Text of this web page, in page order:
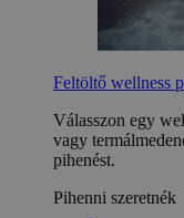
Feltöltő wellness
Válasszon egy
vagy
pihenést.
Pihenni szeretnék